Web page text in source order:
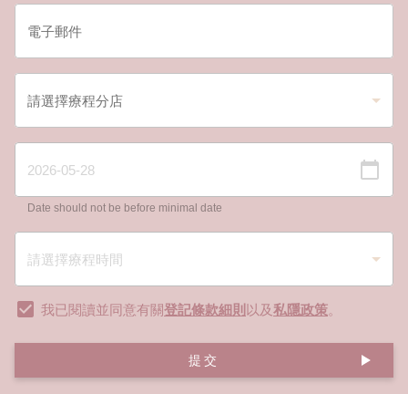
Date should not be before minimal date
我已閱讀並同意有關登記條款細則 以及私隱政策。
提交